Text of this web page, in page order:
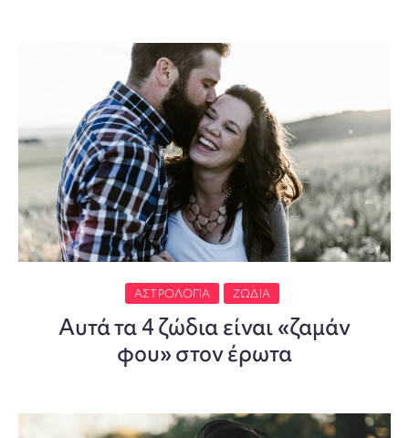
ΑΣΤΡΟΛΟΓΊΑ ΖΏΔΙΑ
Αυτά τα 4 ζώδια είναι «ζαμάν
φου» στον έρωτα